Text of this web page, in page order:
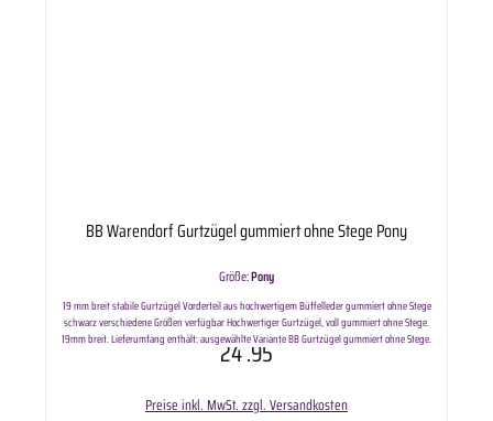
BB Warendorf Gurtzügel gummiert ohne Stege Pony
Größe:Pony
19 mm breit stabile Gurtzügel Vorderteil aus hochwertigem Büffelleder gummiert ohne Stege
schwarz verschiedene Größen verfügbar Hochwertiger Gurtzügel, voll gummiert ohne Stege.
19mm breit. Lieferumfang enthält: ausgewählte Variante BB Gurtzügel gummiert ohne Stege.
Länge:Pony ca. 250cmWarmblut ca. 270cm
24.95
Preise inkl. MwSt. zzgl. Versandkosten